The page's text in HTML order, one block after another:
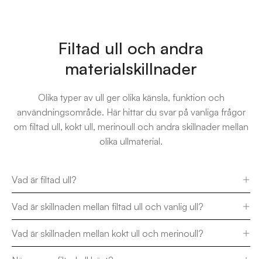
Filtad ull och andra
materialskillnader
Olika typer av ull ger olika känsla, funktion och
användningsområde. Här hittar du svar på vanliga frågor
om filtad ull, kokt ull, merinoull och andra skillnader mellan
olika ullmaterial.
Vad är filtad ull?
Vad är skillnaden mellan filtad ull och vanlig ull?
Vad är skillnaden mellan kokt ull och merinoull?